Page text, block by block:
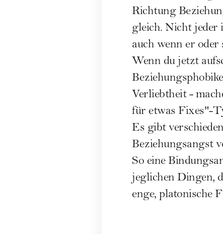
Richtung
gleich. Nicht jeder
auch wenn er oder
Wenn du jetzt
Verliebtheit -
für etwas Fixes"-
Es gibt
Beziehungsangst
So eine
jeglichen Dingen,
enge, platonische